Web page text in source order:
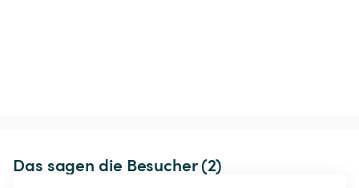
Das sagen die Besucher (2)